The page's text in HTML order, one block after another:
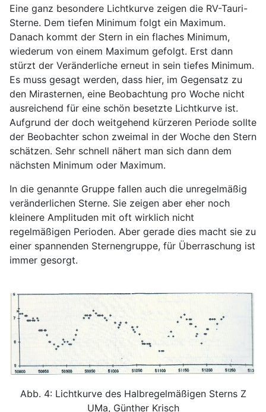
Eine ganz besondere Lichtkurve zeigen die RV-Tauri-
Sterne. Dem tiefen Minimum folgt ein Maximum.
Danach kommt der Stern in ein flaches Minimum,
wiederum von einem Maximum gefolgt. Erst dann
stürzt der Veränderliche erneut in sein tiefes Minimum.
Es muss gesagt werden, dass hier, im Gegensatz zu
den Mirasternen, eine Beobachtung pro Woche nicht
ausreichend für eine schön besetzte Lichtkurve ist.
Aufgrund der doch weitgehend kürzeren Periode sollte
der Beobachter schon zweimal in der Woche den Stern
schätzen. Sehr schnell nähert man sich dann dem
nächsten Minimum oder Maximum.
In die genannte Gruppe fallen auch die unregelmäßig
veränderlichen Sterne. Sie zeigen aber eher noch
kleinere Amplituden mit oft wirklich nicht
regelmäßigen Perioden. Aber gerade dies macht sie zu
einer spannenden Sternengruppe, für Überraschung ist
immer gesorgt.
Abb. 4: Lichtkurve des Halbregelmäßigen Sterns Z
UMa, Günther Krisch